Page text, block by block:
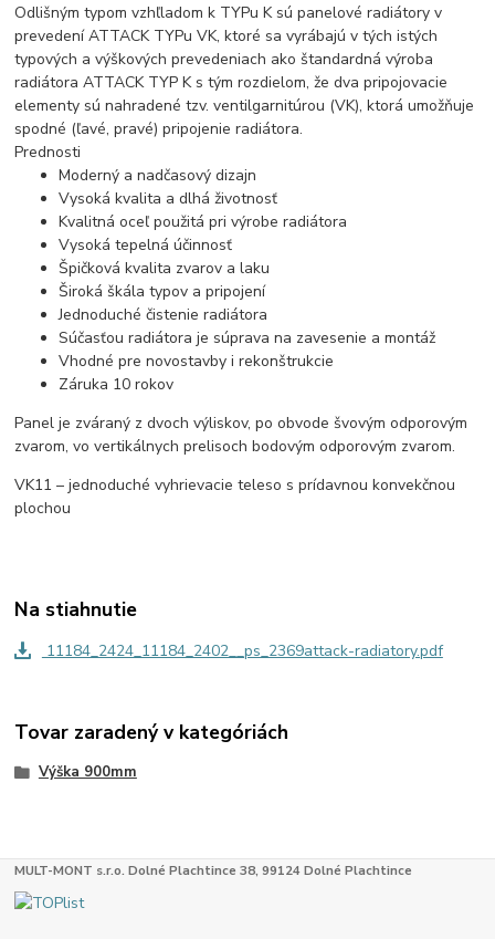
Odlišným typom vzhľladom k TYPu K sú panelové radiátory v
prevedení ATTACK TYPu VK, ktoré sa vyrábajú v tých istých
typových a výškových prevedeniach ako štandardná výroba
radiátora ATTACK TYP K s tým rozdielom, že dva pripojovacie
elementy sú nahradené tzv. ventilgarnitúrou (VK), ktorá umožňuje
spodné (ľavé, pravé) pripojenie radiátora.
Prednosti
Moderný a nadčasový dizajn
Vysoká kvalita a dlhá životnosť
Kvalitná oceľ použitá pri výrobe radiátora
Vysoká tepelná účinnosť
Špičková kvalita zvarov a laku
Široká škála typov a pripojení
Jednoduché čistenie radiátora
Súčasťou radiátora je súprava na zavesenie a montáž
Vhodné pre novostavby i rekonštrukcie
Záruka 10 rokov
Panel je zváraný z dvoch výliskov, po obvode švovým odporovým
zvarom, vo vertikálnych prelisoch bodovým odporovým zvarom.
VK11 – jednoduché vyhrievacie teleso s prídavnou konvekčnou
plochou
Na stiahnutie
11184_2424_11184_2402__ps_2369attack-radiatory.pdf
Tovar zaradený v kategóriách
Výška 900mm
MULT-MONT s.r.o. Dolné Plachtince 38, 99124 Dolné Plachtince